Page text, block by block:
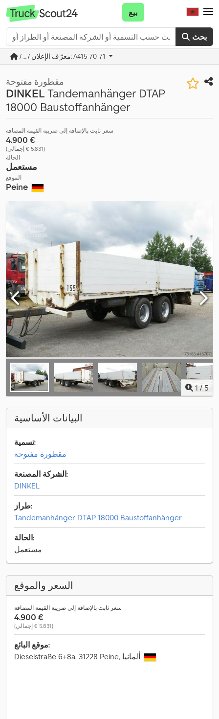
بحث
بيع
/ ... / معرّف الإعلان: A415-70-71
مقطورة مفتوحة
DINKELTandemanhänger DTAP
18000 Baustoffanhänger
سعر ثابت بالإضافة إلى ضريبة القيمة المضافة
‏4.900 €
(‏5.831 € إجمالي)
الحالة
مستعمل
الموقع
Peine
1 / 5
البيانات الأساسية
تسمية:
مقطورة مفتوحة
الشركة المصنعة:
DINKEL
طراز:
Tandemanhänger DTAP 18000 Baustoffanhänger
الحالة:
مستعمل
السعر والموقع
سعر ثابت بالإضافة إلى ضريبة القيمة المضافة
‏4.900 €
(‏5.831 € إجمالي)
موقع البائع: